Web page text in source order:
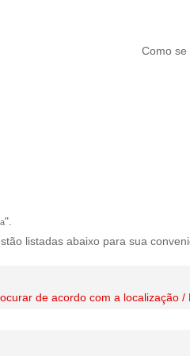
Como se
".
listadas abaixo para sua
de acordo com a localização /